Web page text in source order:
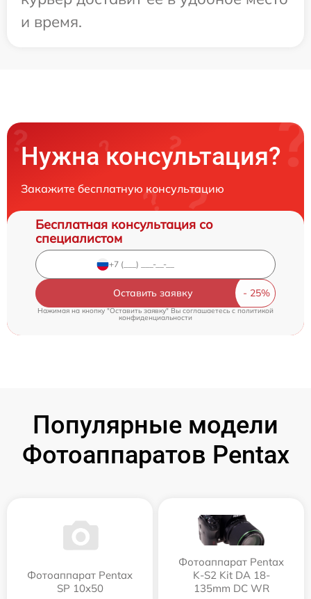
и время.
Нужна консультация?
Закажите бесплатную консультацию
Бесплатная консультация со
специалистом
Оставить заявку
Нажимая на кнопку "Оставить заявку" Вы соглашаетесь cполитикой
конфиденциальности
Популярные модели
Фотоаппаратов Pentax
Фотоаппарат Pentax
SP 10x50
Фотоаппарат Pentax
K-S2 Kit DA 18-
135mm DC WR